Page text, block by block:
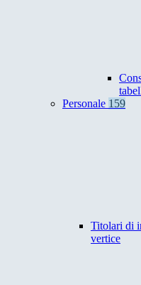
Personale 159
Titolari di
vertice